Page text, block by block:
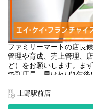
近隣店舗が助け合い、
本社も常にお店に気を配
無理な働き方は一切なし。
待遇やシフトの自由度に
ぜひ一度、お店を見に来
★副業をしたいサラリー
★主婦主夫
★学生の方
・・・など様々な方が活
ファミリーマートの店長
管理や育成、売上管理、
ど）をお願いします。ま
で副店長、早ければ1年後
●経験を積むことで、統括
可能。
上野駅前店